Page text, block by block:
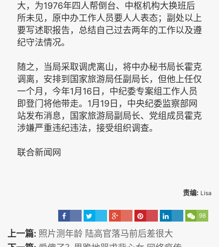
大，为1976年四人帮倒台、中枢机构大换班后
所未见，原中办工作人员要人人表态；副处以上
要写述职报告，总结自己过去两年的工作以及遵
纪守法情况。
随之，当局采取调虎离山，将中办秘书局长霍克
调离，安排到国家旅游局任副局长，但他上任仅
一个月，今年1月16日，中纪委专案组工作人员
即登门将他带走。1月19日，中央纪委监察部网
站发布消息，国家旅游局副局长、党组成员霍克
涉嫌严重违纪违法，接受组织调查。
联合新闻网
责编: Lisa
98
上一篇: 照片测年龄 陆高官落马前后差很大